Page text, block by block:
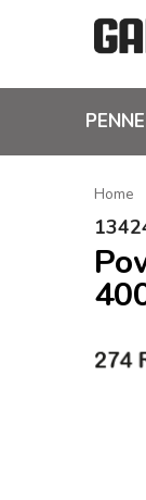
PENNE
Home